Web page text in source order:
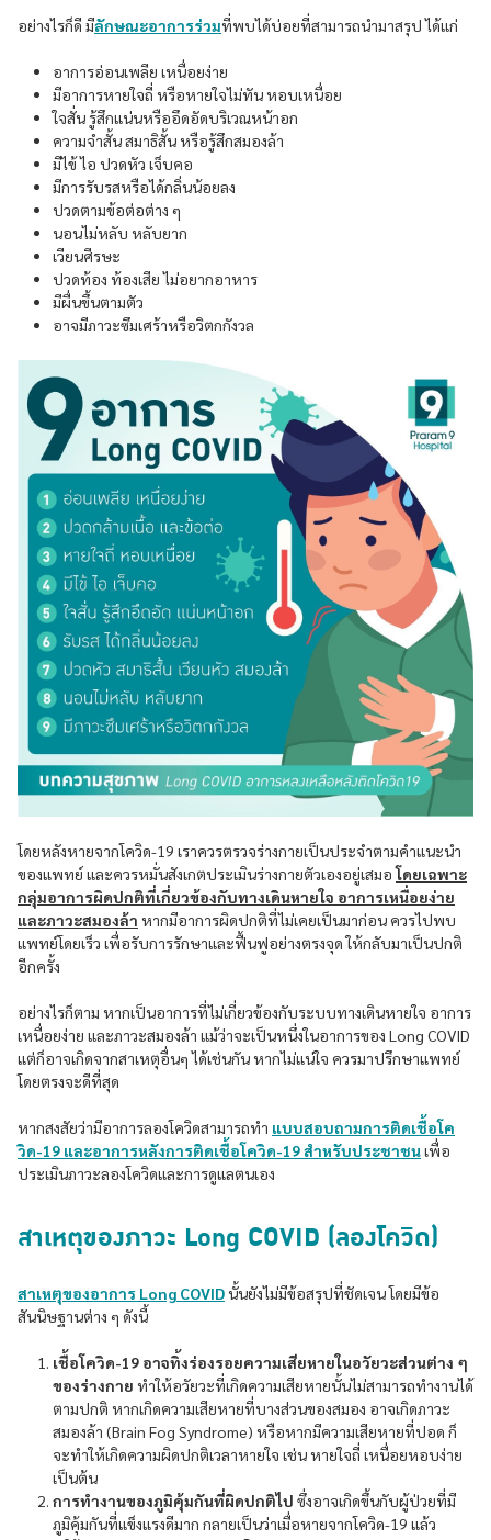
อย่างไรก็ดี มีลักษณะอาการร่วมที่พบได้บ่อยที่สามารถนำมาสรุป ได้แก่
อาการอ่อนเพลีย เหนื่อยง่าย
มีอาการหายใจถี่ หรือหายใจไม่ทัน หอบเหนื่อย
ใจสั่น รู้สึกแน่นหรืออึดอัดบริเวณหน้าอก
ความจำสั้น สมาธิสั้น หรือรู้สึกสมองล้า
มีไข้ ไอ ปวดหัว เจ็บคอ
มีการรับรสหรือได้กลิ่นน้อยลง
ปวดตามข้อต่อต่าง ๆ
นอนไม่หลับ หลับยาก
เวียนศีรษะ
ปวดท้อง ท้องเสีย ไม่อยากอาหาร
มีผื่นขึ้นตามตัว
อาจมีภาวะซึมเศร้าหรือวิตกกังวล
โดยหลังหายจากโควิด-19 เราควรตรวจร่างกายเป็นประจำตามคำแนะนำ
ของแพทย์ และควรหมั่นสังเกตประเมินร่างกายตัวเองอยู่เสมอโดยเฉพาะ
กลุ่มอาการผิดปกติที่เกี่ยวข้องกับทางเดินหายใจ อาการเหนื่อยง่าย
และภาวะสมองล้า หากมีอาการผิดปกติที่ไม่เคยเป็นมาก่อน ควรไปพบ
แพทย์โดยเร็ว เพื่อรับการรักษาและฟื้นฟูอย่างตรงจุด ให้กลับมาเป็นปกติ
อีกครั้ง
อย่างไรก็ตาม หากเป็นอาการที่ไม่เกี่ยวข้องกับระบบทางเดินหายใจ อาการ
เหนื่อยง่าย และภาวะสมองล้า แม้ว่าจะเป็นหนึ่งในอาการของ Long COVID
แต่ก็อาจเกิดจากสาเหตุอื่นๆ ได้เช่นกัน หากไม่แน่ใจ ควรมาปรึกษาแพทย์
โดยตรงจะดีที่สุด
หากสงสัยว่ามีอาการลองโควิดสามารถทำ แบบสอบถามการติดเชื้อโค
วิด-19 และอาการหลังการติดเชื้อโควิด-19 สำหรับประชาชนเพื่อ
ประเมินภาวะลองโควิดและการดูแลตนเอง
สาเหตุของภาวะ Long COVID (ลองโควิด)
สาเหตุของอาการ Long COVIDนั้นยังไม่มีข้อสรุปที่ชัดเจน โดยมีข้อ
สันนิษฐานต่าง ๆ ดังนี้
เชื้อโควิด-19 อาจทิ้งร่องรอยความเสียหายในอวัยวะส่วนต่าง ๆ
ของร่างกาย ทำให้อวัยวะที่เกิดความเสียหายนั้นไม่สามารถทำงานได้
ตามปกติ หากเกิดความเสียหายที่บางส่วนของสมอง อาจเกิดภาวะ
สมองล้า (Brain Fog Syndrome) หรือหากมีความเสียหายที่ปอด ก็
จะทำให้เกิดความผิดปกติเวลาหายใจ เช่น หายใจถี่ เหนื่อยหอบง่าย
เป็นต้น
การทำงานของภูมิคุ้มกันที่ผิดปกติไป ซึ่งอาจเกิดขึ้นกับผู้ป่วยที่มี
ภูมิคุ้มกันที่แข็งแรงดีมาก กลายเป็นว่าเมื่อหายจากโควิด-19 แล้ว